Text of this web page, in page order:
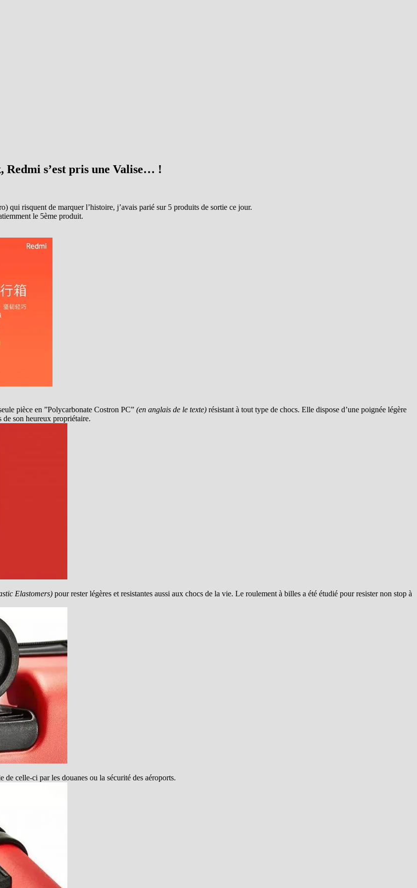
Redmi s’est pris une Valise… !
risquent de marquer l’histoire, j’avais parié sur 5 produits de sortie ce jour.
le 5ème produit.
pièce en ”Polycarbonate Costron PC” (en anglais de le texte) résistant à tout type de chocs. Elle dispose d’une poignée légère
de son heureux propriétaire.
Elastomers) pour rester légères et resistantes aussi aux chocs de la vie. Le roulement à billes a été étudié pour resister non stop à
celle-ci par les douanes ou la sécurité des aéroports.